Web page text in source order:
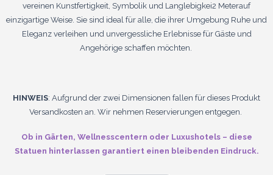
vereinen Kunstfertigkeit, Symbolik und Langlebigkei2 Meterauf
einzigartige Weise. Sie sind ideal für alle, die ihrer Umgebung Ruhe und
Eleganz verleihen und unvergessliche Erlebnisse für Gäste und
Angehörige schaffen möchten.
HINWEIS: Aufgrund der zwei Dimensionen fallen für dieses Produkt
Versandkosten an. Wir nehmen Reservierungen entgegen.
Ob in Gärten, Wellnesscentern oder Luxushotels – diese
Statuen hinterlassen garantiert einen bleibenden Eindruck.